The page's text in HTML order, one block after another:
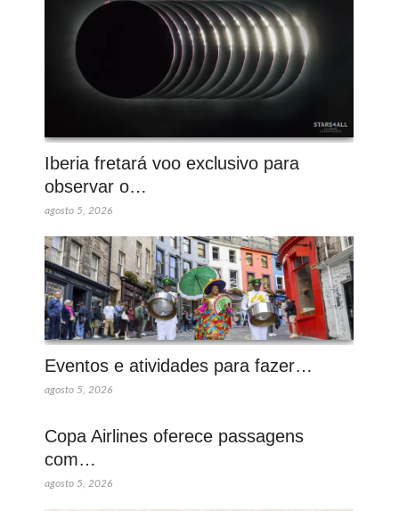
Iberia fretará voo exclusivo para
observar o…
agosto 5, 2026
Eventos e atividades para fazer…
agosto 5, 2026
Copa Airlines oferece passagens
com…
agosto 5, 2026